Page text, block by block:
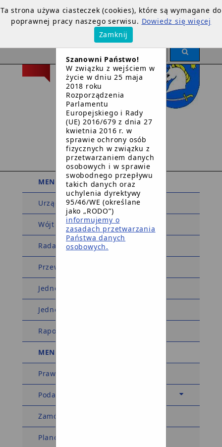
Urząd Gminy
w
Dziemianach
MENU PODMIOTOWE
Urząd Gminy
Wójt Gminy
Rada Gminy
Przewodniczący Rady Gminy
Jednostki organizacyjne
Jednostki pomocnicze
Raport o stanie gminy
MENU TEMATYCZNE
Prawo miejscowe
Podatki i opłaty
Zamówienia publiczne
Planowanie przestrzenne
Ta strona używa ciasteczek (cookies), które są wymagane do
poprawnej pracy naszego serwisu. Dowiedz się więcej
Zamknij
×
OGŁOSZENIE
Szanowni Państwo!
W związku z wejściem w
życie w dniu 25 maja
2018 roku
Rozporządzenia
Parlamentu
Europejskiego i Rady
(UE) 2016/679 z dnia 27
kwietnia 2016 r. w
sprawie ochrony osób
fizycznych w związku z
przetwarzaniem danych
osobowych i w sprawie
swobodnego przepływu
takich danych oraz
uchylenia dyrektywy
95/46/WE (określane
jako „RODO”)
informujemy o
zasadach przetwarzania
Państwa danych
osobowych.